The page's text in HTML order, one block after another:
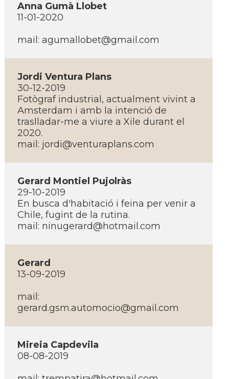
Anna Gumà Llobet
11-01-2020
mail: agumallobet@gmail.com
Jordi Ventura Plans
30-12-2019
Fotògraf industrial, actualment vivint a
Amsterdam i amb la intenció de
traslladar-me a viure a Xile durant el
2020.
mail: jordi@venturaplans.com
Gerard Montiel Pujolràs
29-10-2019
En busca d'habitació i feina per venir a
Chile, fugint de la rutina.
mail: ninugerard@hotmail.com
Gerard
13-09-2019
mail:
gerard.gsm.automocio@gmail.com
Mireia Capdevila
08-08-2019